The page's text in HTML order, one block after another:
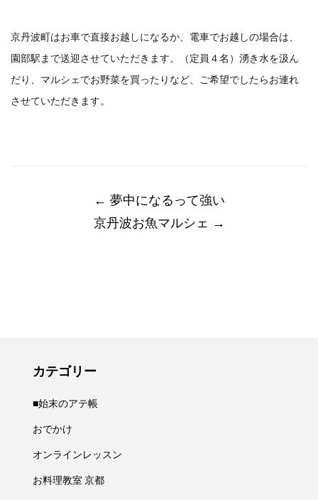
京丹波町はお車で直接お越しになるか、電車でお越しの場合は、
園部駅まで送迎させていただきます。（定員４名）湧き水を汲ん
だり、マルシェでお野菜を買ったりなど、ご希望でしたらお連れ
させていただきます。
navigation← 夢中になるって強い
京丹波お魚マルシェ →
カテゴリー
■始末のアテ帳
おでかけ
オンラインレッスン
お料理教室 京都